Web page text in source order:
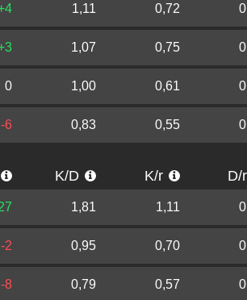
1,11 0,72
1,07 0,75
0 1,00 0,61
-6 0,83 0,55
K/D K/r
1,81 1,11
-2 0,95 0,70
-8 0,79 0,57